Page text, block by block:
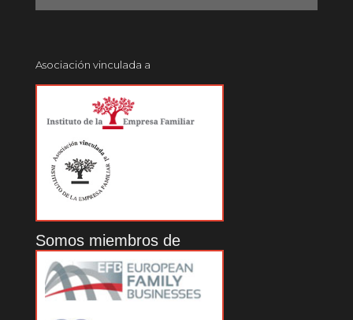
Asociación vinculada a
Somos miembros de